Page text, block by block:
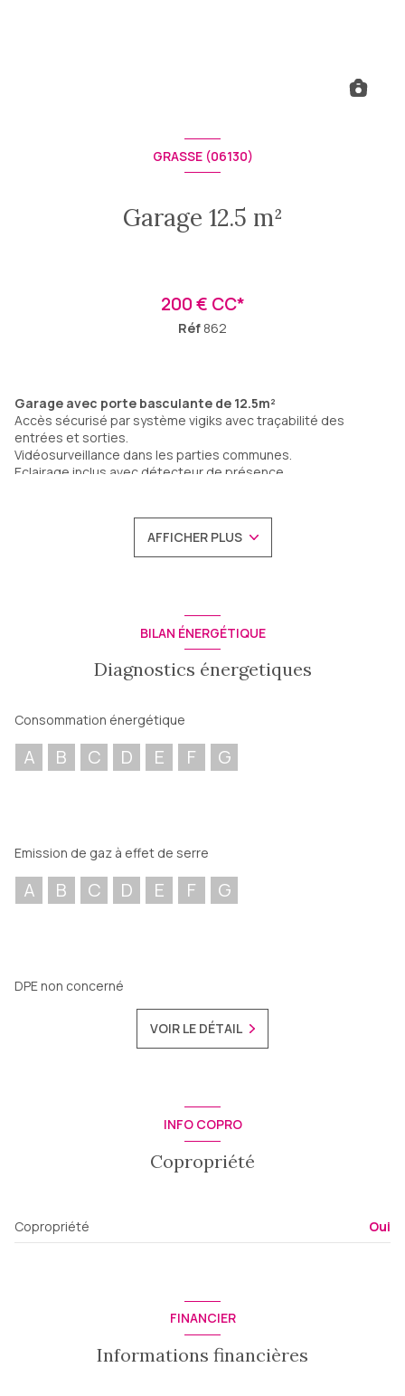
GRASSE (06130)
Garage 12.5 m²
200 € CC*
Réf 862
Garage avec porte basculante de 12.5m²
Accès sécurisé par système vigiks avec traçabilité des
entrées et sorties.
Vidéosurveillance dans les parties communes.
Eclairage inclus avec détecteur de présence.
Surfaces de 1.8 m² jusqu'à 12.2m² avec une grande hauteur
sous plafond (6.5m3 à 37m3).
Option disponible : mise à disposition d'étagères ou
TARIFS SELON LA SURFACE CHOISIE
Pour plus de plus d'informations ou organiser une visite,
L es informations sur les risques sur lesquels ce bien est
exposé sont disponibles sur le site Géorisques
http://géorisques.gouv.fr
AFFICHER PLUS
BILAN ÉNERGÉTIQUE
Diagnostics énergetiques
Consommation énergétique
A B C D E F G
Emission de gaz à effet de serre
A B C D E F G
DPE non concerné
VOIR LE DÉTAIL
INFO COPRO
Copropriété
Copropriété Oui
FINANCIER
Informations financières